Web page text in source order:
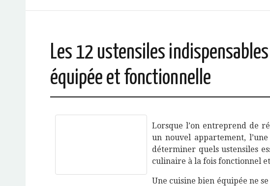
Les 12 ustensiles
équipée et fonctionnelle
Lorsque l’on entreprend de
un nouvel appartement,
déterminer quels ustensiles
culinaire à la fois fonctionnel
Une cuisine bien équipée ne